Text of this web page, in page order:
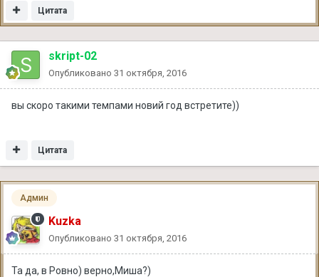
Цитата
skript-02
Опубликовано 31 октября, 2016
вы скоро такими темпами новий год встретите))
Цитата
Админ
Kuzka
Опубликовано 31 октября, 2016
Та да, в Ровно) верно,Миша?)